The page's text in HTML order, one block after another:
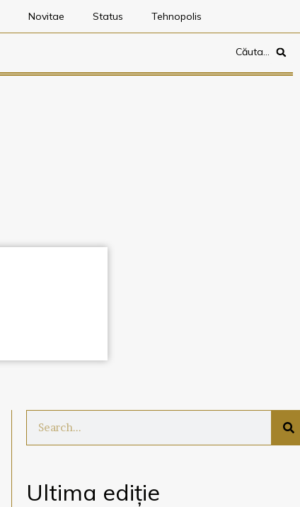
Novitae Status Tehnopolis
Căuta…
Ultima ediție